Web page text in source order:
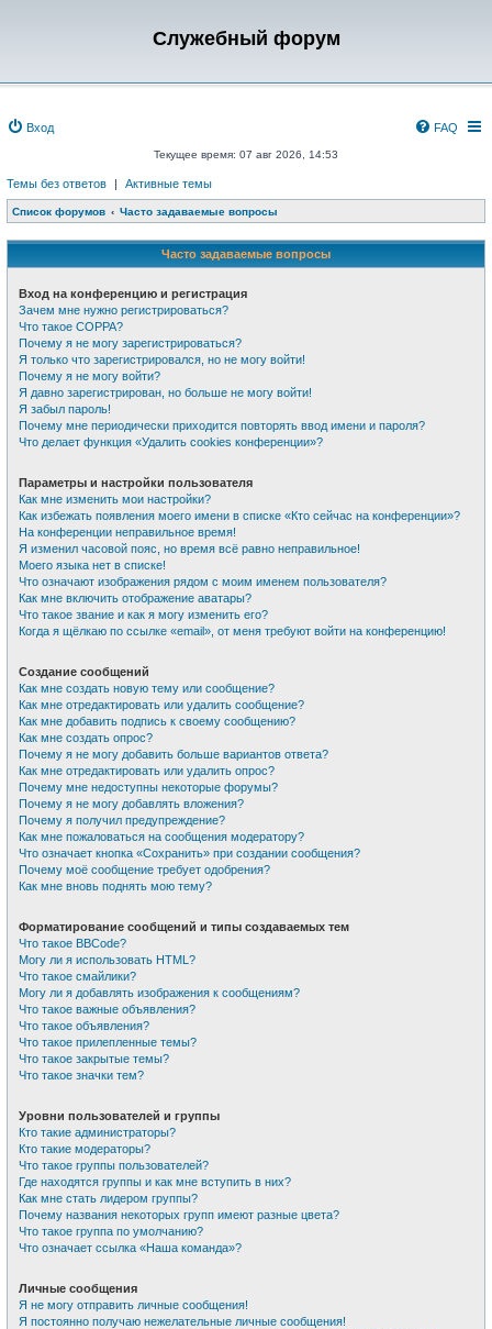
Служебный форум
Вход FAQ
Текущее время: 07 авг 2026, 14:53
Темы без ответов | Активные темы
Список форумов Часто задаваемые вопросы
Часто задаваемые вопросы
Вход на конференцию и регистрация
Зачем мне нужно регистрироваться?
Что такое COPPA?
Почему я не могу зарегистрироваться?
Я только что зарегистрировался, но не могу войти!
Почему я не могу войти?
Я давно зарегистрирован, но больше не могу войти!
Я забыл пароль!
Почему мне периодически приходится повторять ввод имени и пароля?
Что делает функция «Удалить cookies конференции»?
Параметры и настройки пользователя
Как мне изменить мои настройки?
Как избежать появления моего имени в списке «Кто сейчас на конференции»?
На конференции неправильное время!
Я изменил часовой пояс, но время всё равно неправильное!
Моего языка нет в списке!
Что означают изображения рядом с моим именем пользователя?
Как мне включить отображение аватары?
Что такое звание и как я могу изменить его?
Когда я щёлкаю по ссылке «email», от меня требуют войти на конференцию!
Создание сообщений
Как мне создать новую тему или сообщение?
Как мне отредактировать или удалить сообщение?
Как мне добавить подпись к своему сообщению?
Как мне создать опрос?
Почему я не могу добавить больше вариантов ответа?
Как мне отредактировать или удалить опрос?
Почему мне недоступны некоторые форумы?
Почему я не могу добавлять вложения?
Почему я получил предупреждение?
Как мне пожаловаться на сообщения модератору?
Что означает кнопка «Сохранить» при создании сообщения?
Почему моё сообщение требует одобрения?
Как мне вновь поднять мою тему?
Форматирование сообщений и типы создаваемых тем
Что такое BBCode?
Могу ли я использовать HTML?
Что такое смайлики?
Могу ли я добавлять изображения к сообщениям?
Что такое важные объявления?
Что такое объявления?
Что такое прилепленные темы?
Что такое закрытые темы?
Что такое значки тем?
Уровни пользователей и группы
Кто такие администраторы?
Кто такие модераторы?
Что такое группы пользователей?
Где находятся группы и как мне вступить в них?
Как мне стать лидером группы?
Почему названия некоторых групп имеют разные цвета?
Что такое группа по умолчанию?
Что означает ссылка «Наша команда»?
Личные сообщения
Я не могу отправить личные сообщения!
Я постоянно получаю нежелательные личные сообщения!